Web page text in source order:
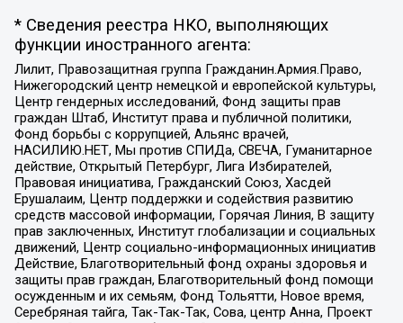
* Сведения реестра НКО, выполняющих
функции иностранного агента:
Лилит, Правозащитная группа Гражданин.Армия.Право,
Нижегородский центр немецкой и европейской культуры,
Центр гендерных исследований, Фонд защиты прав
граждан Штаб, Институт права и публичной политики,
Фонд борьбы с коррупцией, Альянс врачей,
НАСИЛИЮ.НЕТ, Мы против СПИДа, СВЕЧА, Гуманитарное
действие, Открытый Петербург, Лига Избирателей,
Правовая инициатива, Гражданский Союз, Хасдей
Ерушалаим, Центр поддержки и содействия развитию
средств массовой информации, Горячая Линия, В защиту
прав заключенных, Институт глобализации и социальных
движений, Центр социально-информационных инициатив
Действие, Благотворительный фонд охраны здоровья и
защиты прав граждан, Благотворительный фонд помощи
осужденным и их семьям, Фонд Тольятти, Новое время,
Серебряная тайга, Так-Так-Так, Сова, центр Анна, Проект